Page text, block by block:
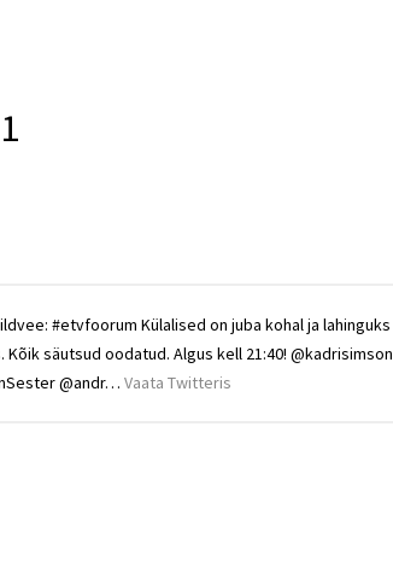
#etvfoorum Külalised on juba kohal ja lahinguks
Kõik säutsud oodatud. Algus kell 21:40! @kadrisimson
@andr… Vaata Twitteris